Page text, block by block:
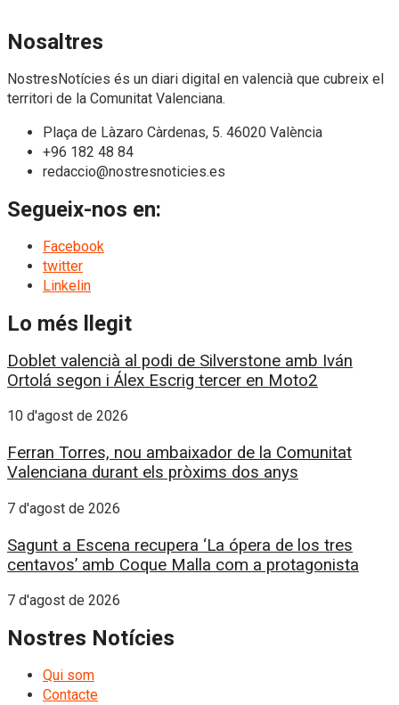
Nosaltres
NostresNotícies és un diari digital en valencià que cubreix el
territori de la Comunitat Valenciana.
Plaça de Làzaro Càrdenas, 5. 46020 València
+96 182 48 84
redaccio@nostresnoticies.es
Segueix-nos en:
Facebook
twitter
Linkelin
Lo més llegit
Doblet valencià al podi de Silverstone amb Iván
Ortolá segon i Álex Escrig tercer en Moto2
10 d'agost de 2026
Ferran Torres, nou ambaixador de la Comunitat
Valenciana durant els pròxims dos anys
7 d'agost de 2026
Sagunt a Escena recupera ‘La ópera de los tres
centavos’ amb Coque Malla com a protagonista
7 d'agost de 2026
Nostres Notícies
Qui som
Contacte